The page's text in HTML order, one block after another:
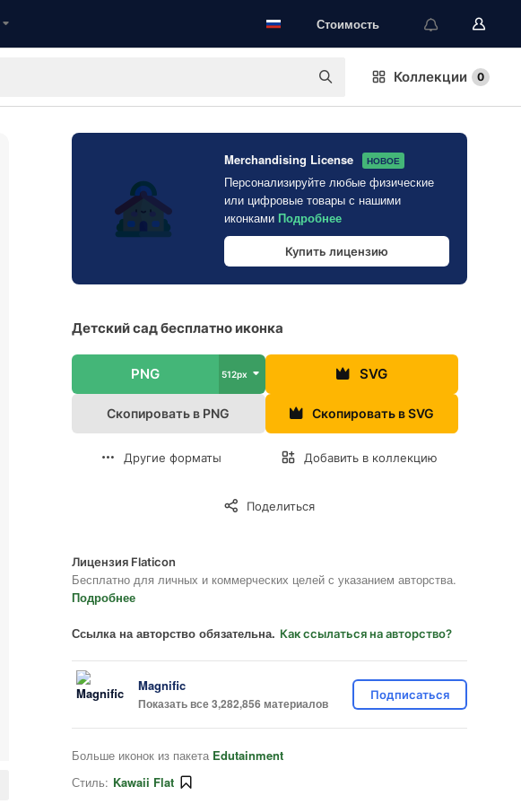
Стоимость
Коллекции 0
Merchandising License НОВОЕ
Персонализируйте любые физические
или цифровые товары с нашими
иконками Подробнее
Купить лицензию
Детский сад бесплатно иконка
PNG 512px SVG
Скопировать в PNG Скопировать в SVG
Другие форматы Добавить в коллекцию
Поделиться
Лицензия Flaticon
Бесплатно для личных и коммерческих целей с указанием авторства.
Подробнее
Ссылка на авторство обязательна. Как ссылаться на авторство?
Magnific
Показать все 3,282,856 материалов
Подписаться
Больше иконок из пакета Edutainment
Стиль: Kawaii Flat